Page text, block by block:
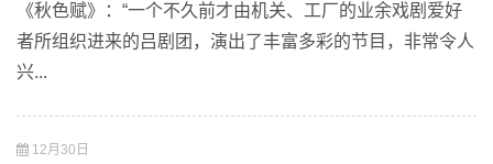
《秋色赋》：“一个不久前才由机关、工厂的业余戏剧爱好
者所组织进来的吕剧团，演出了丰富多彩的节目，非常令人
兴...
12月30日